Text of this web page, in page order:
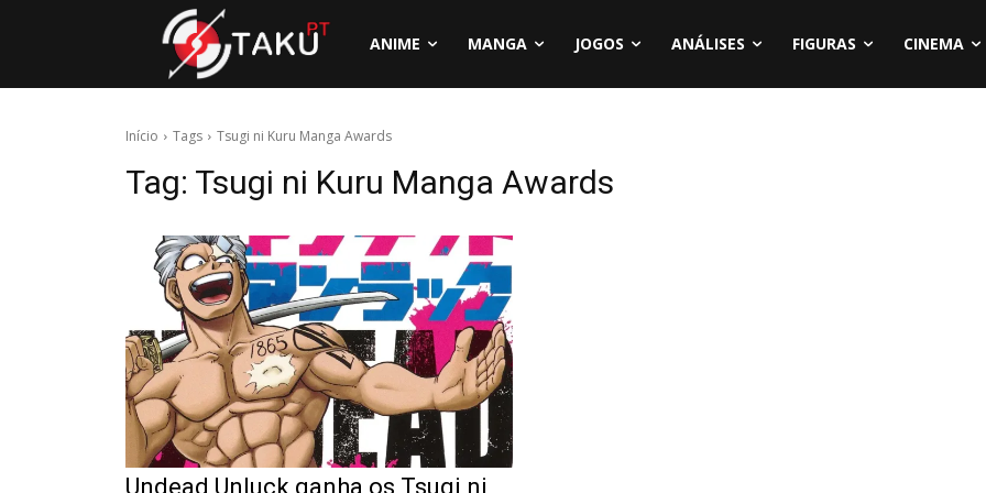
ANIME MANGA JOGOS ANÁLISES FIGURAS CINEMA
Início Tags Tsugi ni Kuru Manga Awards
Tag: Tsugi ni Kuru Manga Awards
Undead Unluck ganha os Tsugi ni